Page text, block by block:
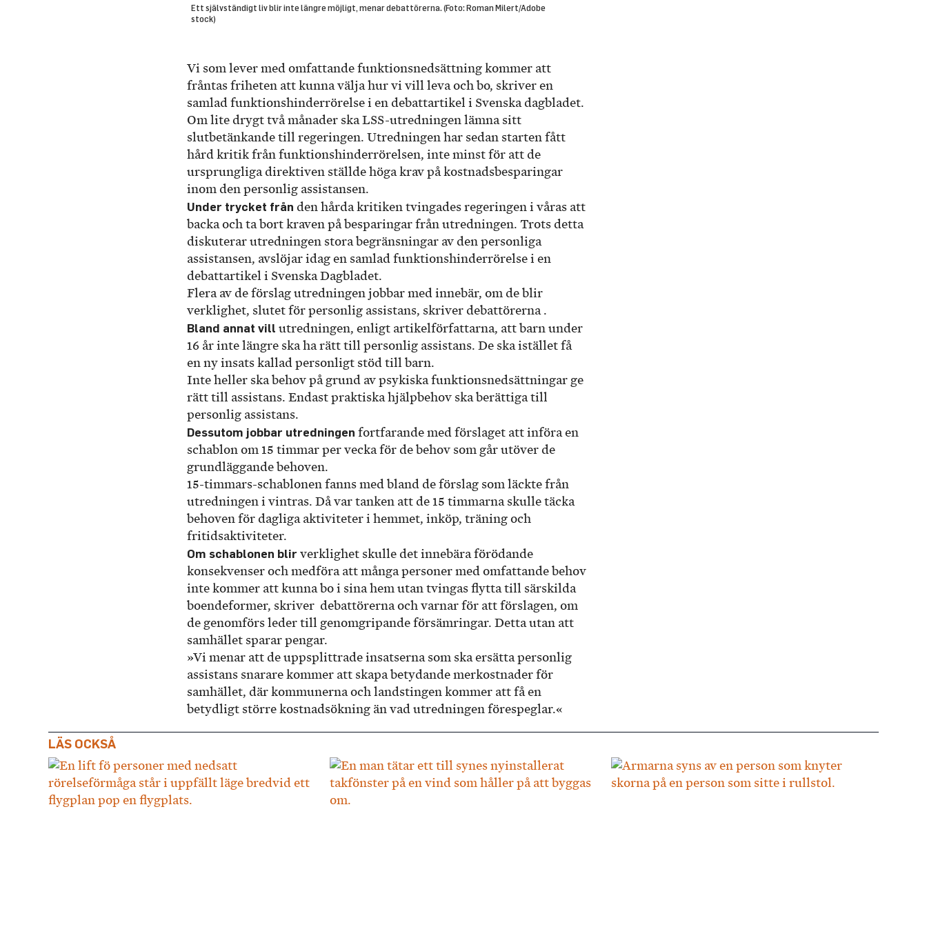
Ett självständigt liv blir inte längre möjligt, menar debattörerna. (Foto: Roman Milert/Adobe
stock)
Vi som lever med omfattande funktionsnedsättning kommer att
fråntas friheten att kunna välja hur vi vill leva och bo, skriver en
samlad funktionshinderrörelse i en debattartikel i Svenska dagbladet.
Om lite drygt två månader ska LSS-utredningen lämna sitt
slutbetänkande till regeringen. Utredningen har sedan starten fått
hård kritik från funktionshinderrörelsen, inte minst för att de
ursprungliga direktiven ställde höga krav på kostnadsbesparingar
inom den personlig assistansen.
Under trycket från den hårda kritiken tvingades regeringen i våras att
backa och ta bort kraven på besparingar från utredningen. Trots detta
diskuterar utredningen stora begränsningar av den personliga
assistansen, avslöjar idag en samlad funktionshinderrörelse i en
debattartikel i Svenska Dagbladet.
Flera av de förslag utredningen jobbar med innebär, om de blir
verklighet, slutet för personlig assistans, skriver debattörerna .
Bland annat vill utredningen, enligt artikelförfattarna, att barn under
16 år inte längre ska ha rätt till personlig assistans. De ska istället få
en ny insats kallad personligt stöd till barn.
Inte heller ska behov på grund av psykiska funktionsnedsättningar ge
rätt till assistans. Endast praktiska hjälpbehov ska berättiga till
personlig assistans.
Dessutom jobbar utredningen fortfarande med förslaget att införa en
schablon om 15 timmar per vecka för de behov som går utöver de
grundläggande behoven.
15-timmars-schablonen fanns med bland de förslag som läckte från
utredningen i vintras. Då var tanken att de 15 timmarna skulle täcka
behoven för dagliga aktiviteter i hemmet, inköp, träning och
fritidsaktiviteter.
Om schablonen blir verklighet skulle det innebära förödande
konsekvenser och medföra att många personer med omfattande behov
inte kommer att kunna bo i sina hem utan tvingas flytta till särskilda
boendeformer, skriver debattörerna och varnar för att förslagen, om
de genomförs leder till genomgripande försämringar. Detta utan att
samhället sparar pengar.
»Vi menar att de uppsplittrade insatserna som ska ersätta personlig
assistans snarare kommer att skapa betydande merkostnader för
samhället, där kommunerna och landstingen kommer att få en
betydligt större kostnadsökning än vad utredningen förespeglar.«
LÄS OCKSÅ